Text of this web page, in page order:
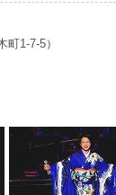
1-7-5）